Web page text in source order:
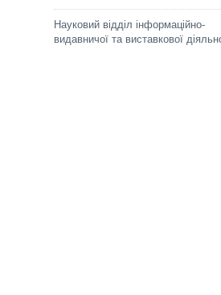
Науковий відділ інформаційно-
видавничої та виставкової